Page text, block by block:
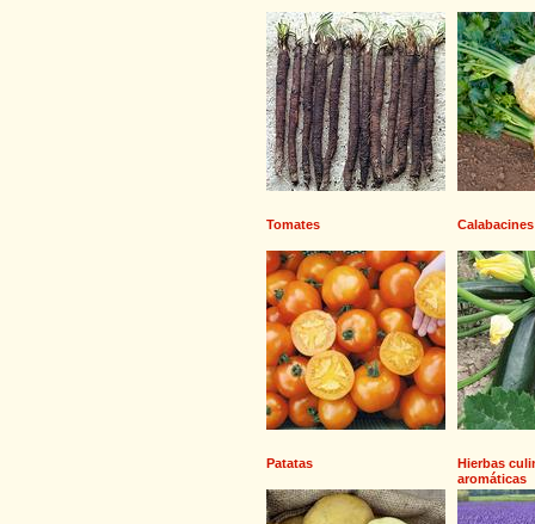
Tomates Calabacines
Patatas
Hierbas
aromáticas